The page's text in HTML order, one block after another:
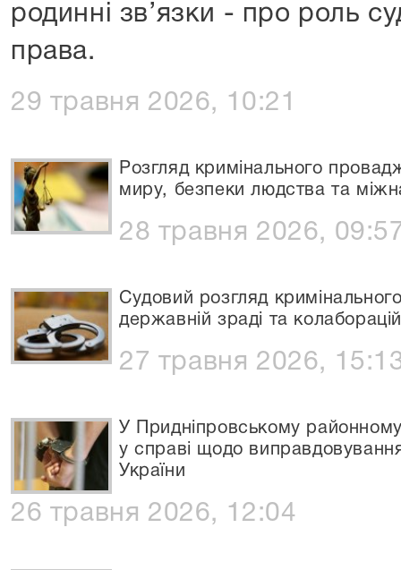
родинні зв’язки - про роль
права.
29 травня 2026, 10:21
Розгляд кримінального
миру, безпеки людства та
28 травня 2026,
Судовий розгляд
державній зраді та
27 травня 2026,
У Придніпровському
у справі щодо
України
26 травня 2026, 12:04